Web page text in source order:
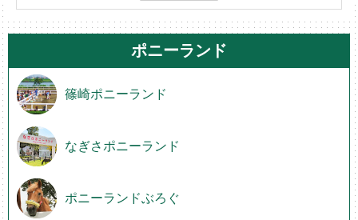
ポニーランド
篠崎ポニーランド
なぎさポニーランド
ポニーランドぶろぐ